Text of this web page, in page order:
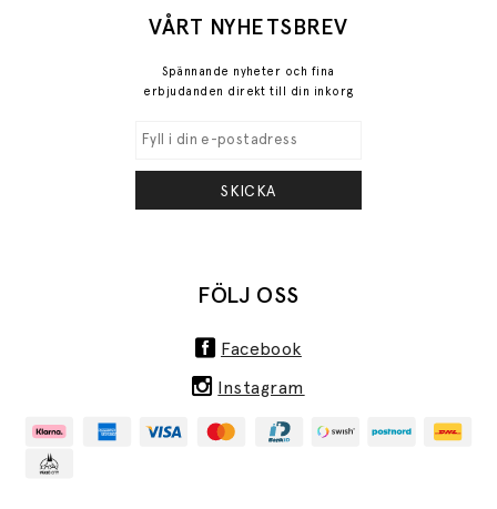
VÅRT NYHETSBREV
Spännande nyheter och fina
erbjudanden direkt till din inkorg
SKICKA
FÖLJ OSS
Facebook
Instagram